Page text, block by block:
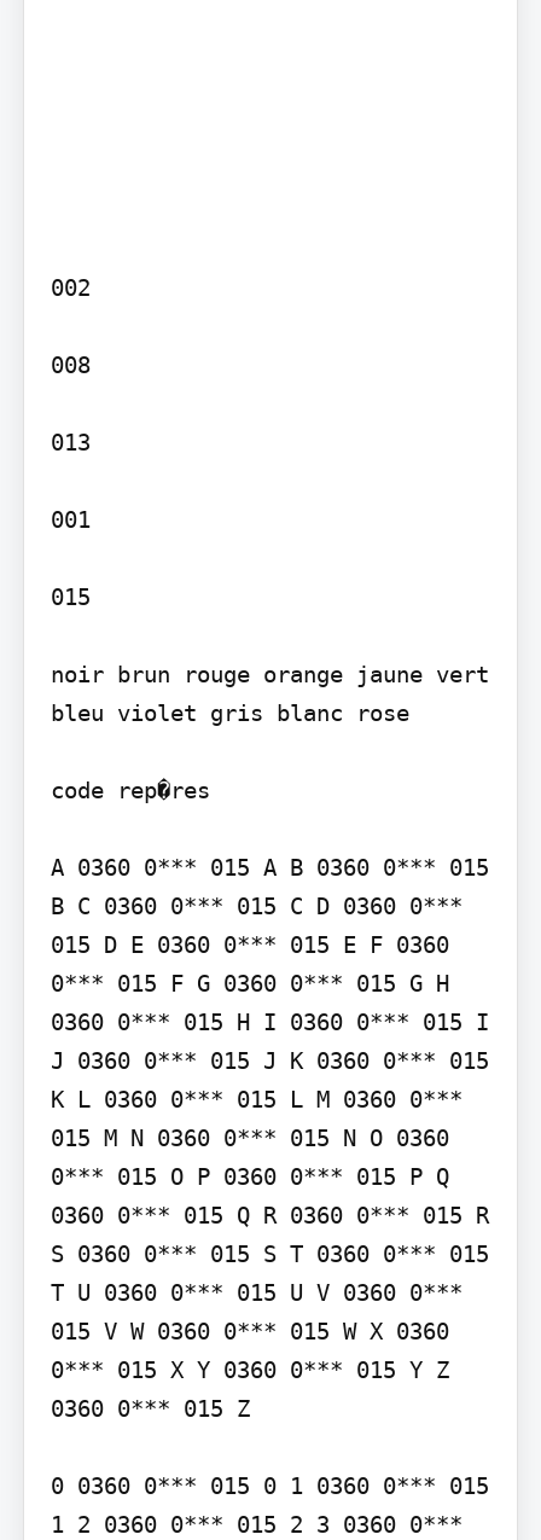
002
008
013
001
015
noir brun rouge orange jaune vert
bleu violet gris blanc rose
code rep�res
A 0360 0*** 015 A B 0360 0*** 015
B C 0360 0*** 015 C D 0360 0***
015 D E 0360 0*** 015 E F 0360
0*** 015 F G 0360 0*** 015 G H
0360 0*** 015 H I 0360 0*** 015 I
J 0360 0*** 015 J K 0360 0*** 015
K L 0360 0*** 015 L M 0360 0***
015 M N 0360 0*** 015 N O 0360
0*** 015 O P 0360 0*** 015 P Q
0360 0*** 015 Q R 0360 0*** 015 R
S 0360 0*** 015 S T 0360 0*** 015
T U 0360 0*** 015 U V 0360 0***
015 V W 0360 0*** 015 W X 0360
0*** 015 X Y 0360 0*** 015 Y Z
0360 0*** 015 Z
0 0360 0*** 015 0 1 0360 0*** 015
1 2 0360 0*** 015 2 3 0360 0***